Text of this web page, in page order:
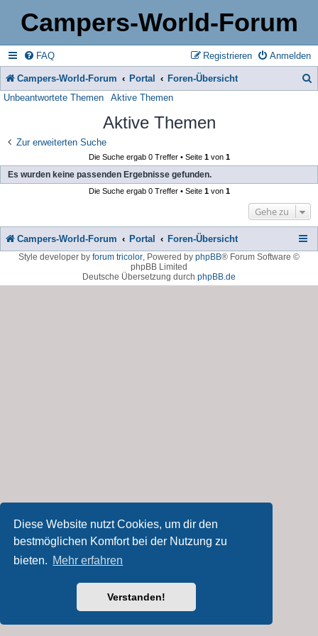
Diese Website nutzt Cookies, um dir den
bestmöglichen Komfort bei der Nutzung zu
bieten. Mehr erfahren
Verstanden!
Campers-World-Forum
FAQ Anmelden
Registrieren
Campers-World-Forum Portal Foren-Übersicht
Unbeantwortete Themen Aktive Themen
Aktive Themen
Zur erweiterten Suche
Die Suche ergab 0 Treffer • Seite 1von 1
Es wurden keine passenden Ergebnisse gefunden.
Die Suche ergab 0 Treffer • Seite 1von 1
Gehe zu
Campers-World-Forum Portal Foren-Übersicht
Style developer by forum tricolor, Powered by phpBB® Forum Software ©
phpBB Limited
Deutsche Übersetzung durch phpBB.de